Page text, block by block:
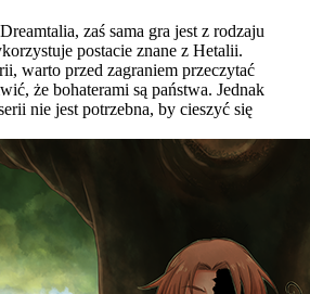
zaś sama gra jest z rodzaju
postacie znane z Hetalii.
warto przed zagraniem przeczytać
że bohaterami są państwa. Jednak
nie jest potrzebna, by cieszyć się